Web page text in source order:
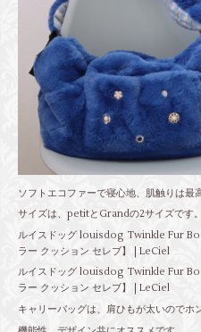
ソフトエコファーで寝心地、肌触りは最
サイズは、petitとGrandの2サイズです。
ルイスドッグ louisdog Twinkle Fur
ラー クッション セレブ】 | LeCiel
ルイスドッグ louisdog Twinkle Fur
ラー クッション セレブ】 | LeCiel
キャリーバッグは、肩ひもが太いのでホ